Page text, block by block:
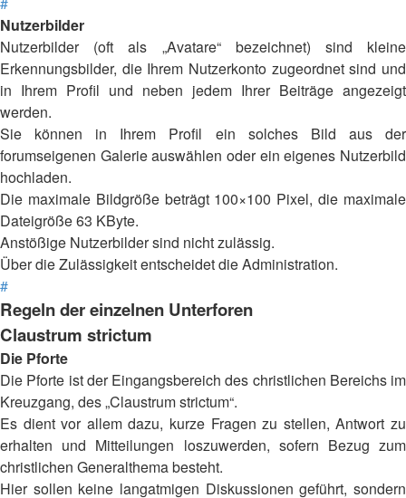
Nutzerbilder
Nutzerbilder (oft als „Avatare“ bezeichnet) sind kleine
Erkennungsbilder, die Ihrem Nutzerkonto zugeordnet sind und
in Ihrem Profil und neben jedem Ihrer Beiträge angezeigt
werden.
Sie können in Ihrem Profil ein solches Bild aus der
forumseigenen Galerie auswählen oder ein eigenes Nutzerbild
hochladen.
Die maximale Bildgröße beträgt 100×100 Pixel, die maximale
Dateigröße 63 KByte.
Anstößige Nutzerbilder sind nicht zulässig.
Über die Zulässigkeit entscheidet die Administration.
#
Regeln der einzelnen Unterforen
Claustrum strictum
Die Pforte
Die Pforte ist der Eingangsbereich des christlichen Bereichs im
Kreuzgang, des „Claustrum strictum“.
Es dient vor allem dazu, kurze Fragen zu stellen, Antwort zu
erhalten und Mitteilungen loszuwerden, sofern Bezug zum
christlichen Generalthema besteht.
Hier sollen keine langatmigen Diskussionen geführt, sondern